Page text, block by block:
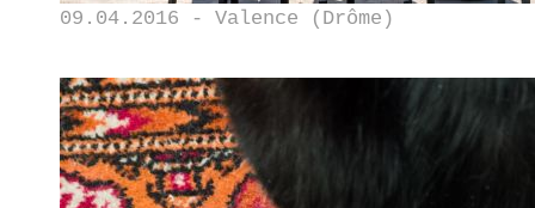
09.04.2016 - Valence (Drôme)